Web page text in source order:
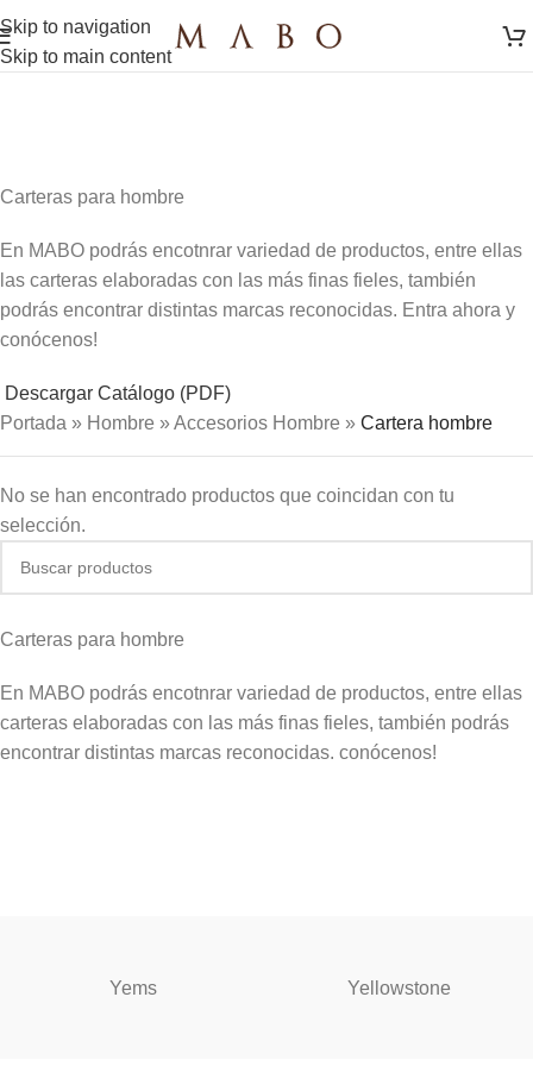
Skip to navigation
Skip to main content
Carteras para hombre
En MABO podrás encotnrar variedad de productos, entre ellas
las carteras elaboradas con las más finas fieles, también
podrás encontrar distintas marcas reconocidas. Entra ahora y
conócenos!
Descargar Catálogo (PDF)
Portada » Hombre »Accesorios Hombre » Cartera hombre
No se han encontrado productos que coincidan con tu
selección.
Carteras para hombre
En MABO podrás encotnrar variedad de productos, entre ellas
carteras elaboradas con las más finas fieles, también podrás
encontrar distintas marcas reconocidas. conócenos!
Yems Yellowstone